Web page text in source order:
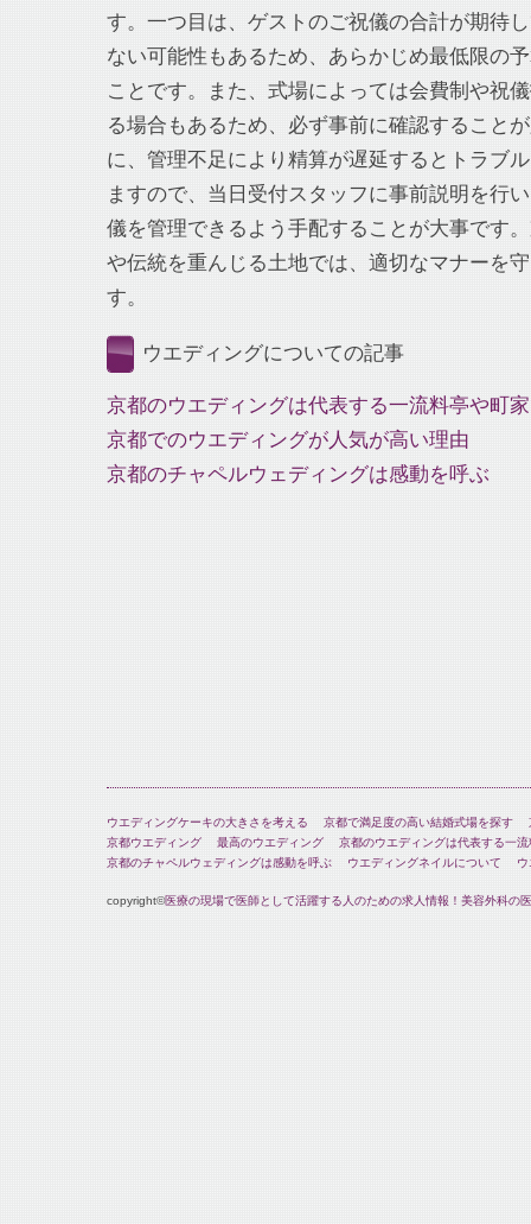
す。一つ目は、ゲストのご祝儀の合計が期待
ない可能性もあるため、あらかじめ最低限の
ことです。また、式場によっては会費制や祝
る場合もあるため、必ず事前に確認すること
に、管理不足により精算が遅延するとトラブ
ますので、当日受付スタッフに事前説明を行
儀を管理できるよう手配することが大事です
や伝統を重んじる土地では、適切なマナーを
す。
ウエディングについての記事
京都のウエディングは代表する一流料亭や町
京都でのウエディングが人気が高い理由
京都のチャペルウェディングは感動を呼ぶ
ウエディングケーキの大きさを考える 京都で満足度の高い結婚式場を探す
京都ウエディング
最高のウエディング
京都のウエディングは代表する一
京都のチャペルウェディングは感動を呼ぶ
ウエディングネイルについて
copyright©医療の現場で医師として活躍する人のための求人情報！美容外科の